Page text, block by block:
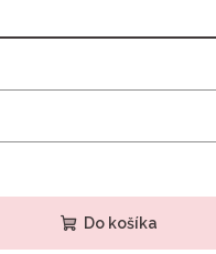
Do košíka